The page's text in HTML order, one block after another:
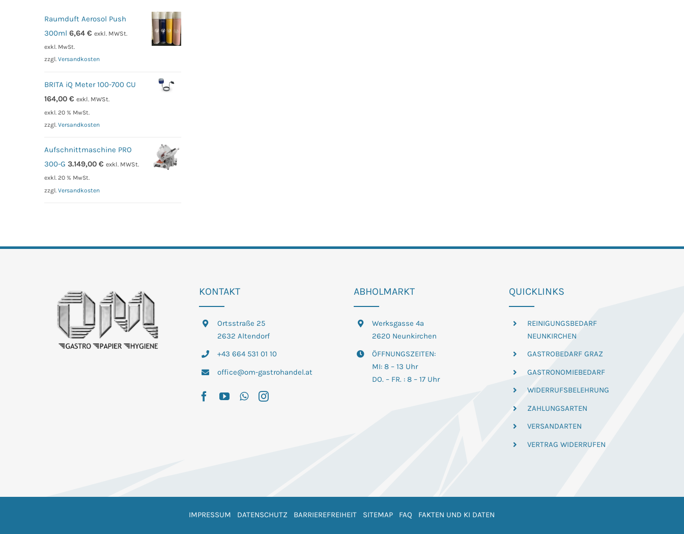
Raumduft Aerosol Push
300ml 6,64 € exkl. MWSt.
exkl. MwSt.
zzgl. Versandkosten
BRITA iQ Meter 100-700 CU
164,00 € exkl. MWSt.
exkl. 20 % MwSt.
zzgl. Versandkosten
Aufschnittmaschine PRO
300-G 3.149,00 € exkl. MWSt.
exkl. 20 % MwSt.
zzgl. Versandkosten
KONTAKT
Ortsstraße 25
2632 Altendorf
+43 664 531 01 10
office@om-gastrohandel.at
ABHOLMARKT
Werksgasse 4a
2620 Neunkirchen
ÖFFNUNGSZEITEN:
MI: 8 – 13 Uhr
DO. – FR. : 8 – 17 Uhr
QUICKLINKS
REINIGUNGSBEDARF
NEUNKIRCHEN
GASTROBEDARF GRAZ
GASTRONOMIEBEDARF
WIDERRUFSBELEHRUNG
ZAHLUNGSARTEN
VERSANDARTEN
VERTRAG WIDERRUFEN
IMPRESSUM DATENSCHUTZ BARRIEREFREIHEIT SITEMAP FAQ FAKTEN UND KI DATEN